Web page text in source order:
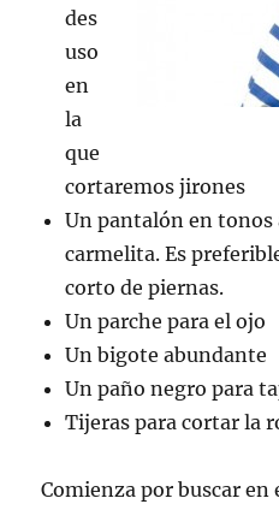
des
uso
en
la
que
cortaremos jirones
Un pantalón en tonos
carmelita. Es
corto de piernas.
Un parche para el ojo
Un bigote abundante
Un paño negro para
Tijeras para cortar la
Comienza por buscar